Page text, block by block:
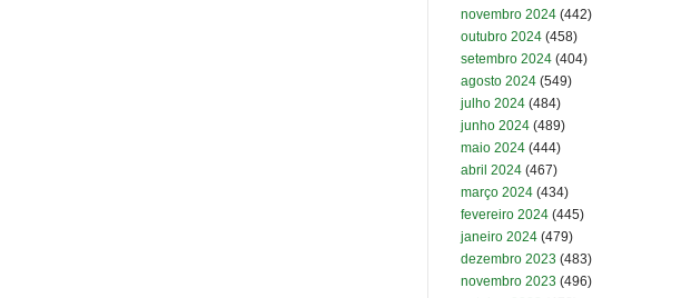
novembro 2024 (442)
outubro 2024 (458)
setembro 2024 (404)
agosto 2024 (549)
julho 2024 (484)
junho 2024 (489)
maio 2024 (444)
abril 2024 (467)
março 2024 (434)
fevereiro 2024 (445)
janeiro 2024 (479)
dezembro 2023 (483)
novembro 2023 (496)